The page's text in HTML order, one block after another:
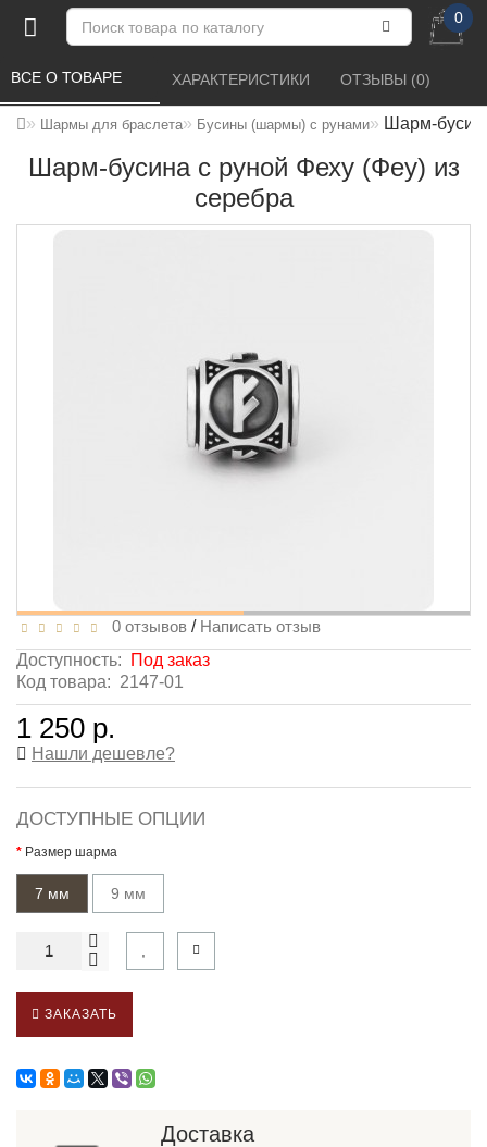
0
Шармы для браслета Бусины (шармы) с рунами Шарм-
Шарм-бусина с руной Феху (Феу) из
серебра
ВСЕ О ТОВАРЕ ХАРАКТЕРИСТИКИ ОТЗЫВЫ (0)
0 отзывов / Написать отзыв
Доступность:
Под заказ
Код товара: 2147-01
1 250 р.
Нашли дешевле?
ДОСТУПНЫЕ ОПЦИИ
Размер шарма
7 мм 9 мм
ЗАКАЗАТЬ
Доставка